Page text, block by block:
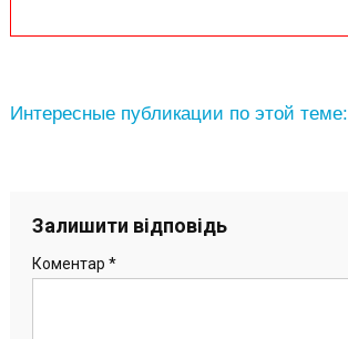
Интересные публикации по этой теме:
Залишити відповідь
Коментар *